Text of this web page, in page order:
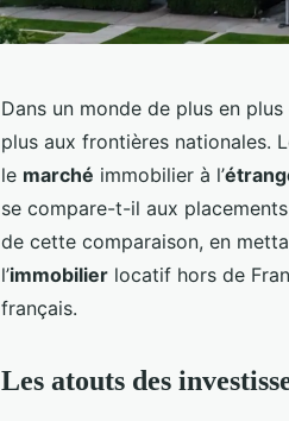
Dans un monde de plus en
plus aux frontières nationales.
le marché immobilier à l’
se compare-t-il aux
de cette comparaison, en
l’immobilier locatif hors de
français.
Les atouts des